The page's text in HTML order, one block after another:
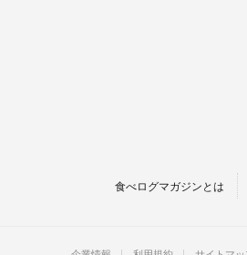
食べログマガジンとは